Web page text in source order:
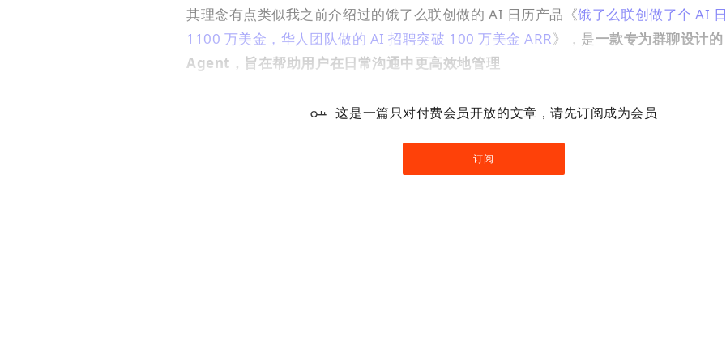
其理念有点类似我之前介绍过的饿了么联创做的 AI 日历产品《饿了么联创做了个 AI
1100 万美金，华人团队做的 AI 招聘突破 100 万美金 ARR》，是一款专为群聊设计
Agent，旨在帮助用户在日常沟通中更高效地管理
这是一篇只对付费会员开放的文章，请先订阅成为会员
订阅